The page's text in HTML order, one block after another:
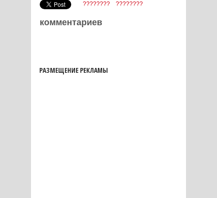
???????? ????????
комментариев
РАЗМЕЩЕНИЕ РЕКЛАМЫ